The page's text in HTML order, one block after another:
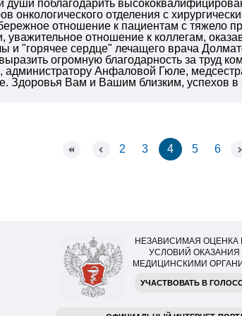
души поблагодарить
онкологического отделения с
отношение к пациентам с тяжело
уважительное отношение к коллегам,
и "горячее сердце" лечащего врача
огромную благодарность за труд
администратору Анфаловой Гюле,
Здоровья Вам и Вашим близким, успехов в
2 3 4 5 6
НЕЗАВИСИМАЯ ОЦЕНКА
УСЛОВИЙ ОКАЗАНИЯ
МЕДИЦИНСКИМИ
УЧАСТВОВАТЬ В